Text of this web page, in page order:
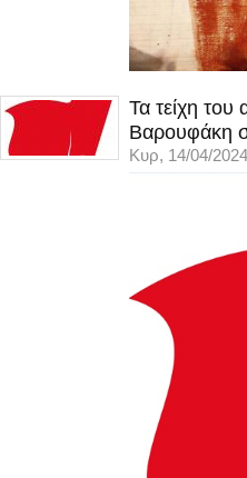
Τα τείχη
Βαρουφάκη
Κυρ, 14/04/